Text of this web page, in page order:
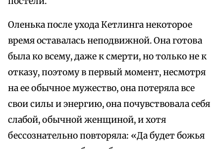
Оленька после ухода Кетлинга некоторое
время оставалась неподвижной. Она готова
была ко всему, даже к смерти, но только не к
отказу, поэтому в первый момент, несмотря
на ее обычное мужество, она потеряла все
свои силы и энергию, она почувствовала себя
слабой, обычной женщиной, и хотя
бессознательно повторяла: «Да будет божья